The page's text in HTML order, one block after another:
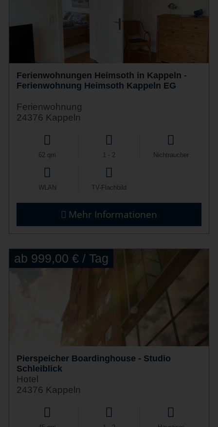
Ferienwohnungen Heimsoth in Kappeln -
Ferienwohnung Heimsoth Kappeln EG
Ferienwohnung
24376 Kappeln
62 qm 1 - 2 Nichtraucher
WLAN TV-Flachbild
Mehr Informationen
ab 999,00 € / Tag
Pierspeicher Boardinghouse - Studio
Schleiblick
Hotel
24376 Kappeln